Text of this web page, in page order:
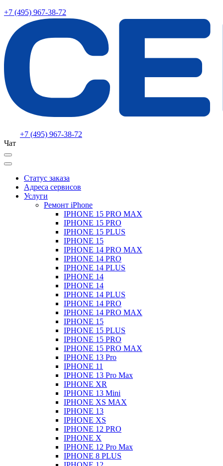
+7 (495) 967-38-72
+7 (495) 967-38-72
Чат
Статус заказа
Адреса сервисов
Услуги
Ремонт iPhone
IPHONE 15 PRO MAX
IPHONE 15 PRO
IPHONE 15 PLUS
IPHONE 15
IPHONE 14 PRO MAX
IPHONE 14 PRO
IPHONE 14 PLUS
IPHONE 14
IPHONE 14
IPHONE 14 PLUS
IPHONE 14 PRO
IPHONE 14 PRO MAX
IPHONE 15
IPHONE 15 PLUS
IPHONE 15 PRO
IPHONE 15 PRO MAX
IPHONE 13 Pro
IPHONE 11
IPHONE 13 Pro Max
IPHONE XR
IPHONE 13 Mini
IPHONE XS MAX
IPHONE 13
IPHONE XS
IPHONE 12 PRO
IPHONE X
IPHONE 12 Pro Max
IPHONE 8 PLUS